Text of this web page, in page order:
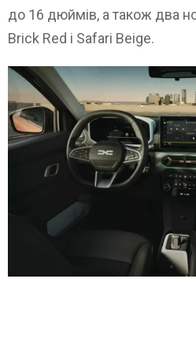
до 16 дюймів, а також два
Brick Red і Safari Beige.